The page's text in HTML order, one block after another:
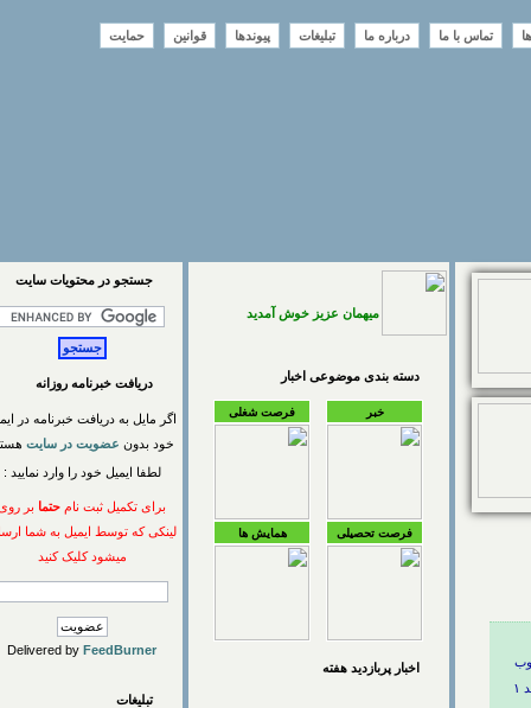
تماس با ما درباره ما تبلیغات پیوندها قوانین حمایت
میهمان عزیز خوش آمدید
دسته بندی موضوعی اخبار
فرصت شغلی
فرصت تحصیلی همایش ها
اخبار پربازديد هفته
جستجو در محتويات سايت
دریافت خبرنامه روزانه
اگر مایل به دریافت خبرنامه در ایمیل
خود بدونعضویت در سایتهستید
لطفا ایمیل خود را وارد نمایید :
برای تکمیل ثبت نام حتمابر روی
لینکی که توسط ایمیل به شما ارسال
میشود کلیک کنید
Delivered byFeedBurner
تبلیغات